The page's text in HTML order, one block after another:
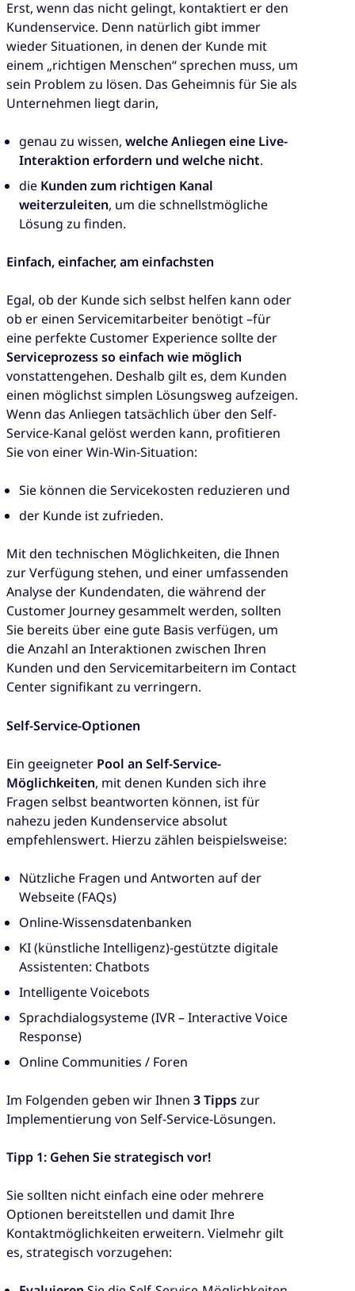
Erst, wenn das nicht gelingt, kontaktiert er den
Kundenservice. Denn natürlich gibt immer
wieder Situationen, in denen der Kunde mit
einem „richtigen Menschen“ sprechen muss, um
sein Problem zu lösen. Das Geheimnis für Sie als
Unternehmen liegt darin,
genau zu wissen, welche Anliegen eine Live-
Interaktion erfordern und welche nicht.
die Kunden zum richtigen Kanal
weiterzuleiten, um die schnellstmögliche
Lösung zu finden.
Einfach, einfacher, am einfachsten
Egal, ob der Kunde sich selbst helfen kann oder
ob er einen Servicemitarbeiter benötigt –für
eine perfekte Customer Experience sollte der
Serviceprozess so einfach wie möglich
vonstattengehen. Deshalb gilt es, dem Kunden
einen möglichst simplen Lösungsweg aufzeigen.
Wenn das Anliegen tatsächlich über den Self-
Service-Kanal gelöst werden kann, profitieren
Sie von einer Win-Win-Situation:
Sie können die Servicekosten reduzieren und
der Kunde ist zufrieden.
Mit den technischen Möglichkeiten, die Ihnen
zur Verfügung stehen, und einer umfassenden
Analyse der Kundendaten, die während der
Customer Journey gesammelt werden, sollten
Sie bereits über eine gute Basis verfügen, um
die Anzahl an Interaktionen zwischen Ihren
Kunden und den Servicemitarbeitern im Contact
Center signifikant zu verringern.
Self-Service-Optionen
Ein geeigneter Pool an Self-Service-
Möglichkeiten, mit denen Kunden sich ihre
Fragen selbst beantworten können, ist für
nahezu jeden Kundenservice absolut
empfehlenswert. Hierzu zählen beispielsweise:
Nützliche Fragen und Antworten auf der
Webseite (FAQs)
Online-Wissensdatenbanken
KI (künstliche Intelligenz)-gestützte digitale
Assistenten: Chatbots
Intelligente Voicebots
Sprachdialogsysteme (IVR – Interactive Voice
Response)
Online Communities / Foren
Im Folgenden geben wir Ihnen 3 Tippszur
Implementierung von Self-Service-Lösungen.
Tipp 1: Gehen Sie strategisch vor!
Sie sollten nicht einfach eine oder mehrere
Optionen bereitstellen und damit Ihre
Kontaktmöglichkeiten erweitern. Vielmehr gilt
es, strategisch vorzugehen: